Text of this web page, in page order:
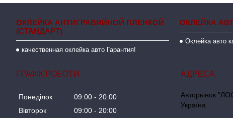
ОКЛЕЙКА АНТИГРАВИЙНОЙ ПЛЕНКОЙ
(СТАНДАРТ)
качественная оклейка авто Гарантия!
ОКЛЕЙКА
Оклейка авто
ГРАФІК РОБОТИ
Понеділок 09:00
20:00
Вівторок
09:00 20:00
Авторынок
Україна